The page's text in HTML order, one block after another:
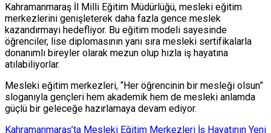
Kahramanmaraş İl Milli Eğitim Müdürlüğü, mesleki eğitim
merkezlerini genişleterek daha fazla gence meslek
kazandırmayı hedefliyor. Bu eğitim modeli sayesinde
öğrenciler, lise diplomasının yanı sıra mesleki sertifikalarla
donanımlı bireyler olarak mezun olup hızla iş hayatına
atılabiliyorlar.
Mesleki eğitim merkezleri, “Her öğrencinin bir mesleği olsun”
sloganıyla gençleri hem akademik hem de mesleki anlamda
güçlü bir geleceğe hazırlamaya devam ediyor.
Kahramanmaraş’ta Mesleki Eğitim Merkezleri İş Hayatının Yeni